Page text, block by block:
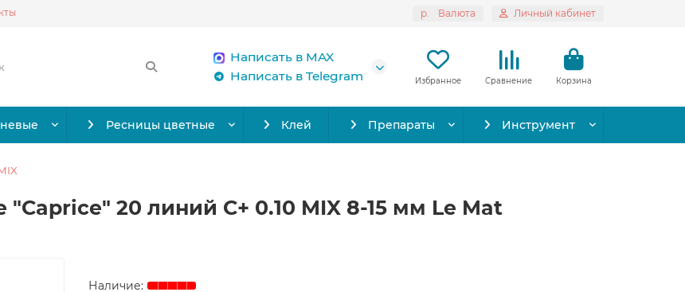
р. Валюта Личный кабинет
Написать в MAX
Написать в Telegram
Избранное Сравнение Корзина
Ресницы цветные Клей Препараты Инструмент
20 линий C+ 0.10 MIX 8-15 мм Le Mat